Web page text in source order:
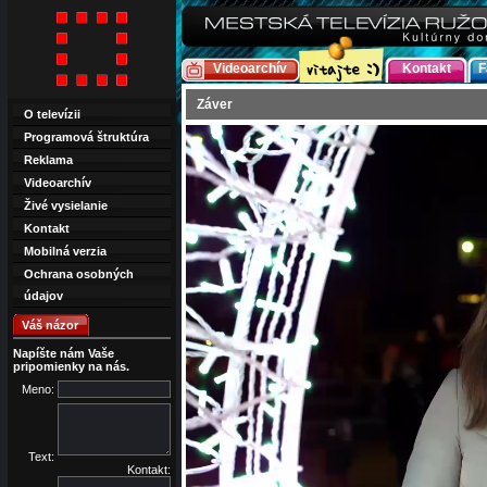
Videoarchív Kontakt
Záver
O televízii
Programová štruktúra
Reklama
Videoarchív
Živé vysielanie
Kontakt
Mobilná verzia
Ochrana osobných
údajov
Váš názor
Napíšte nám Vaše
pripomienky na nás.
Meno:
Text:
Kontakt: